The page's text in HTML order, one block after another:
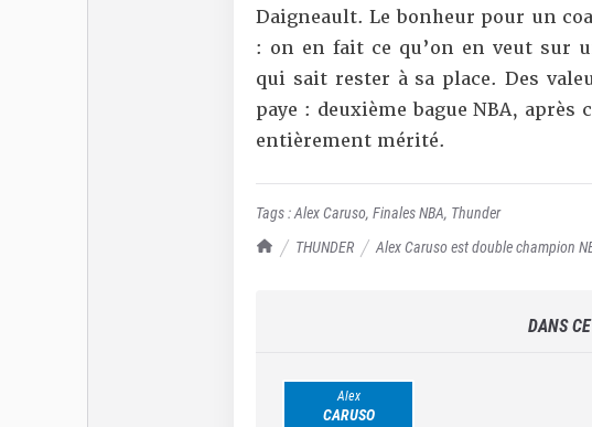
TrashTalk Actu NBA
THUNDER Alex Caruso est double champion
Daigneault. Le bonheur pour un
: on en fait ce qu’on en veut sur
qui sait rester à sa place. Des
paye : deuxième bague NBA,
entièrement mérité.
Tags :Alex Caruso, Finales NBA, Thunder
DANS
Alex
CARUSO